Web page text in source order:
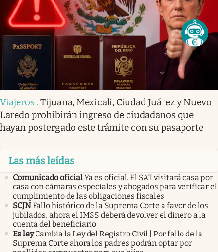
Viajeros . Tijuana, Mexicali, Ciudad Juárez y Nuevo
Laredo prohibirán ingreso de ciudadanos que
hayan postergado este trámite con su pasaporte
Las más leídas
Comunicado oficialYa es oficial. El SAT visitará casa por
casa con cámaras especiales y abogados para verificar el
cumplimiento de las obligaciones fiscales
SCJNFallo histórico de la Suprema Corte a favor de los
jubilados, ahora el IMSS deberá devolver el dinero a la
cuenta del beneficiario
Es ley Cambia la Ley del Registro Civil | Por fallo de la
Suprema Corte ahora los padres podrán optar por